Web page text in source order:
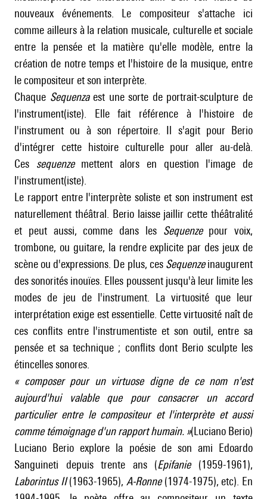
nouveaux événements. Le compositeur s'attache ici
comme ailleurs à la relation musicale, culturelle et sociale
entre la pensée et la matière qu'elle modèle, entre la
création de notre temps et l'histoire de la musique, entre
le compositeur et son interprète.
Chaque Sequenzaest une sorte de portrait-sculpture de
l'instrument(iste). Elle fait référence à l'histoire de
l'instrument ou à son répertoire. Il s'agit pour Berio
d'intégrer cette histoire culturelle pour aller au-delà.
Ces sequenzemettent alors en question l'image de
l'instrument(iste).
Le rapport entre l'interprète soliste et son instrument est
naturellement théâtral. Berio laisse jaillir cette théâtralité
et peut aussi, comme dans les Sequenzepour voix,
trombone, ou guitare, la rendre explicite par des jeux de
scène ou d'expressions. De plus, ces Sequenzeinaugurent
des sonorités inouïes. Elles poussent jusqu'à leur limite les
modes de jeu de l'instrument. La virtuosité que leur
interprétation exige est essentielle. Cette virtuosité naît de
ces conflits entre l'instrumentiste et son outil, entre sa
pensée et sa technique ; conflits dont Berio sculpte les
étincelles sonores.
« composer pour un virtuose digne de ce nom n'est
aujourd'hui valable que pour consacrer un accord
particulier entre le compositeur et l'interprète et aussi
comme témoignage d'un rapport humain. »(Luciano Berio)
Luciano Berio explore la poésie de son ami Edoardo
Sanguineti depuis trente ans (Epifanie(1959-1961),
Laborintus II(1963-1965), A-Ronne(1974-1975), etc). En